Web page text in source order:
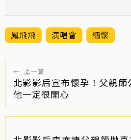
鳳飛飛 演唱會 緬懷
← 上一篇
北影影后宣布懷孕！父親節
他一定很開心